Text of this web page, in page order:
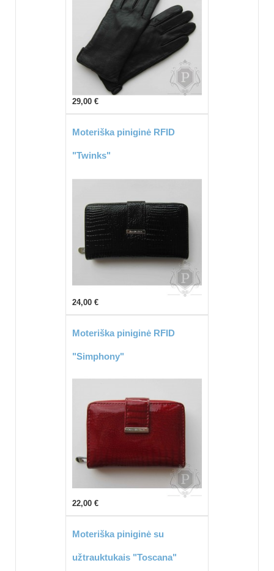
29,00 €
Moteriška piniginė RFID
"Twinks"
24,00 €
Moteriška piniginė RFID
"Simphony"
22,00 €
Moteriška piniginė su
užtrauktukais "Toscana"